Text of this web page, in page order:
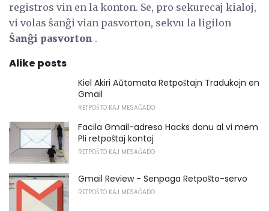
registros vin en la konton. Se, pro sekurecaj kialoj,
vi volas ŝanĝi vian pasvorton, sekvu la ligilon
Ŝanĝi pasvorton .
Alike posts
Kiel Akiri Aŭtomata Retpoŝtajn Tradukojn en
Gmail
RETPOŜTO KAJ MESAĜADO
Facila Gmail-adreso Hacks donu al vi mem
Pli retpoŝtaj kontoj
RETPOŜTO KAJ MESAĜADO
Gmail Review - Senpaga Retpoŝto-servo
RETPOŜTO KAJ MESAĜADO